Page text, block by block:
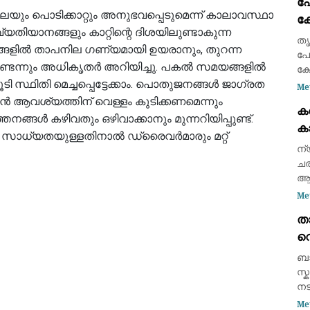
പൊടിക്കാറ്റും അനുഭവപ്പെടുമെന്ന് കാലാവസ്ഥാ
കാറ്റിന്റെ ദിശയിലുണ്ടാകുന്ന
താപനില ഗണ്യമായി ഉയരാനും, തുറന്ന
അധികൃതർ അറിയിച്ചു. പകൽ സമയങ്ങളിൽ
മെച്ചപ്പെട്ടേക്കാം. പൊതുജനങ്ങൾ ജാഗ്രത
ആവശ്യത്തിന് വെള്ളം കുടിക്കണമെന്നും
കഴിവതും ഒഴിവാക്കാനും മുന്നറിയിപ്പുണ്ട്.
സാധ്യതയുള്ളതിനാൽ ഡ്രൈവർമാരും മറ്റ്